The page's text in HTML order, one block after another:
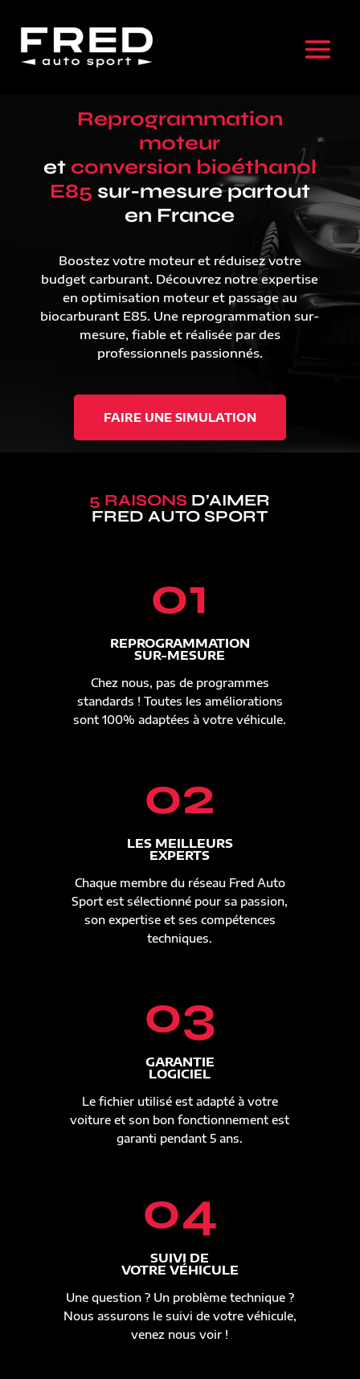
Reprogrammation
moteur
et conversion bioéthanol
E85 sur-mesure partout
en France
Boostez votre moteur et réduisez votre
budget carburant. Découvrez notre expertise
en optimisation moteur et passage au
biocarburant E85. Une reprogrammation sur-
mesure, fiable et réalisée par des
professionnels passionnés.
FAIRE UNE SIMULATION
5 RAISONS D’AIMER
FRED AUTO SPORT
01
REPROGRAMMATION
SUR-MESURE
Chez nous, pas de programmes
standards ! Toutes les améliorations
sont 100% adaptées à votre véhicule.
02
LES MEILLEURS
EXPERTS
Chaque membre du réseau Fred Auto
Sport est sélectionné pour sa passion,
son expertise et ses compétences
techniques.
03
GARANTIE
LOGICIEL
Le fichier utilisé est adapté à votre
voiture et son bon fonctionnement est
garanti pendant 5 ans.
04
SUIVI DE
VOTRE VÉHICULE
Une question ? Un problème technique ?
Nous assurons le suivi de votre véhicule,
venez nous voir !